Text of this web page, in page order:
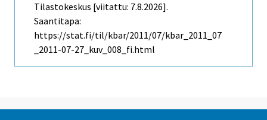
Tilastokeskus [viitattu: 7.8.2026].
Saantitapa:
https://stat.fi/til/kbar/2011/07/kbar_2011_07
_2011-07-27_kuv_008_fi.html